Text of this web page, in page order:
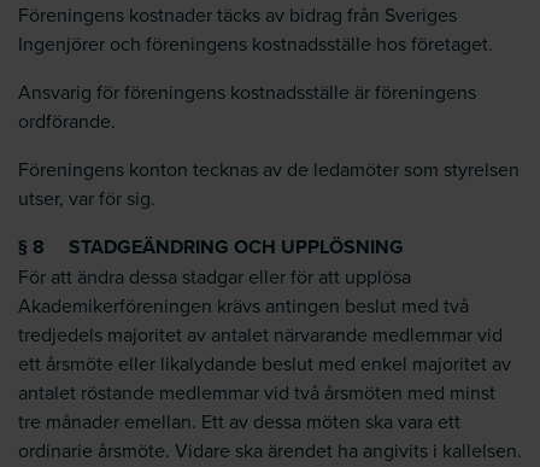
Föreningens kostnader täcks av bidrag från Sveriges
Ingenjörer och föreningens kostnadsställe hos företaget.
Ansvarig för föreningens kostnadsställe är föreningens
ordförande.
Föreningens konton tecknas av de ledamöter som styrelsen
utser, var för sig.
§ 8 STADGEÄNDRING OCH UPPLÖSNING
För att ändra dessa stadgar eller för att upplösa
Akademikerföreningen krävs antingen beslut med två
tredjedels majoritet av antalet närvarande medlemmar vid
ett årsmöte eller likalydande beslut med enkel majoritet av
antalet röstande medlemmar vid två årsmöten med minst
tre månader emellan. Ett av dessa möten ska vara ett
ordinarie årsmöte. Vidare ska ärendet ha angivits i kallelsen.